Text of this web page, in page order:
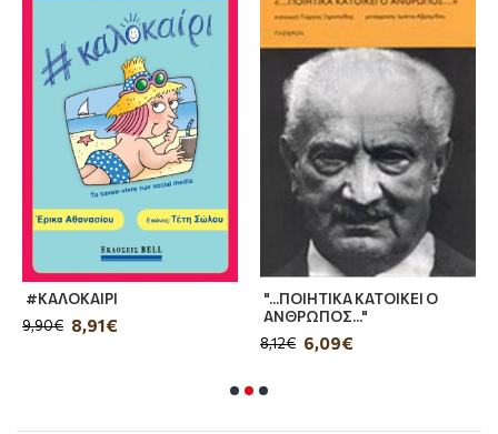
#ΚΑΛΟΚΑΙΡΙ
8,91€
9,90€
"...ΠΟΙΗΤΙΚΑ ΚΑΤΟΙΚΕΙ Ο
ΑΝΘΡΩΠΟΣ..."
6,09€
8,12€